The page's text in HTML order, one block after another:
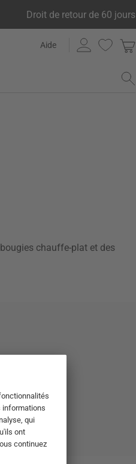
Droit de retour de 60 jours
Aide
chauffe-plat et des